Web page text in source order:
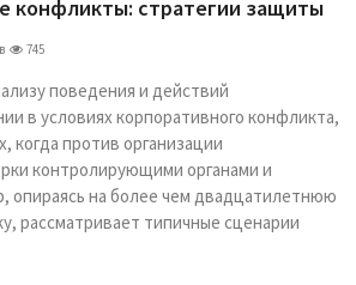
конфликты: стратегии защиты
745
поведения и действий
в условиях корпоративного конфликта,
когда против организации
контролирующими органами и
опираясь на более чем двадцатилетнюю
рассматривает типичные сценарии